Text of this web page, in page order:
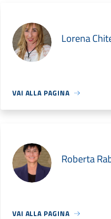
Lorena
VAI ALLA PAGINA
Roberta
VAI ALLA PAGINA